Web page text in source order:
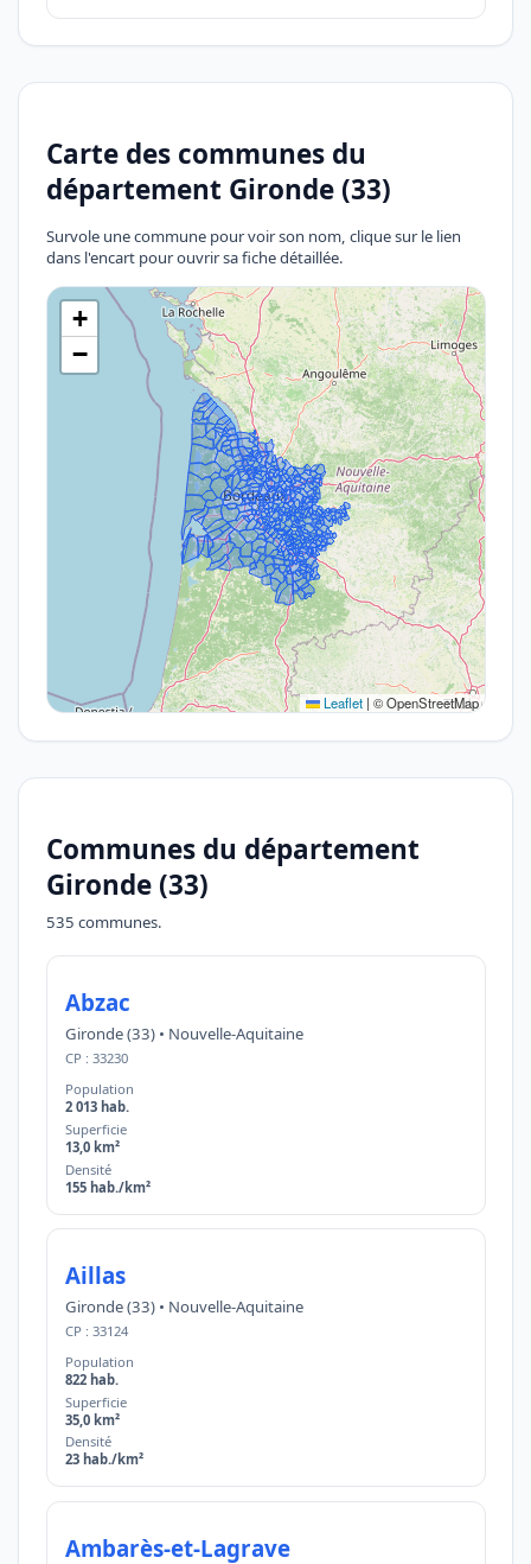
Carte des communes du
département Gironde (33)
Survole une commune pour voir son nom, clique sur le lien
dans l'encart pour ouvrir sa fiche détaillée.
+
−
Leaflet | © OpenStreetMap
Communes du département
Gironde (33)
535 communes.
Abzac
Gironde (33) • Nouvelle-Aquitaine
CP : 33230
Population
2 013 hab.
Superficie
13,0 km²
Densité
155 hab./km²
Aillas
Gironde (33) • Nouvelle-Aquitaine
CP : 33124
Population
822 hab.
Superficie
35,0 km²
Densité
23 hab./km²
Ambarès-et-Lagrave